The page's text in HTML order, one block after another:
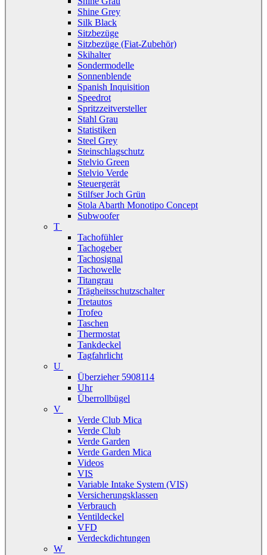
Shine Grey
Silk Black
Sitzbezüge
Sitzbezüge (Fiat-Zubehör)
Skihalter
Sondermodelle
Sonnenblende
Spanish Inquisition
Speedrot
Spritzzeitversteller
Stahl Grau
Statistiken
Steel Grey
Steinschlagschutz
Stelvio Green
Stelvio Verde
Steuergerät
Stilfser Joch Grün
Stola Abarth Monotipo Concept
Subwoofer
T
Tachofühler
Tachogeber
Tachosignal
Tachowelle
Titangrau
Trägheitsschutzschalter
Tretautos
Trofeo
Taschen
Thermostat
Tankdeckel
Tagfahrlicht
U
Überzieher 5908114
Uhr
Überrollbügel
V
Verde Club Mica
Verde Club
Verde Garden
Verde Garden Mica
Videos
VIS
Variable Intake System (VIS)
Versicherungsklassen
Verbrauch
Ventildeckel
VFD
Verdeckdichtungen
W